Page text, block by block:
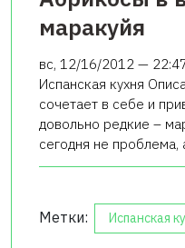
маракуйя
вс, 12/16/2012 —
Испанская кухня
сочетает в себе и
довольно редкие –
сегодня не проблема,
Метки: Испанская